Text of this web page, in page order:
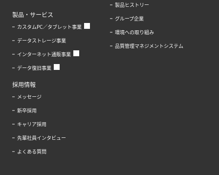
製品・サービス
カスタムPC／タブレット事業
データストレージ事業
インターネット通販事業
データ復旧事業
製品ヒストリー
グループ企業
環境への取り組み
品質管理マネジメントシステム
採用情報
メッセージ
新卒採用
キャリア採用
先輩社員インタビュー
よくある質問